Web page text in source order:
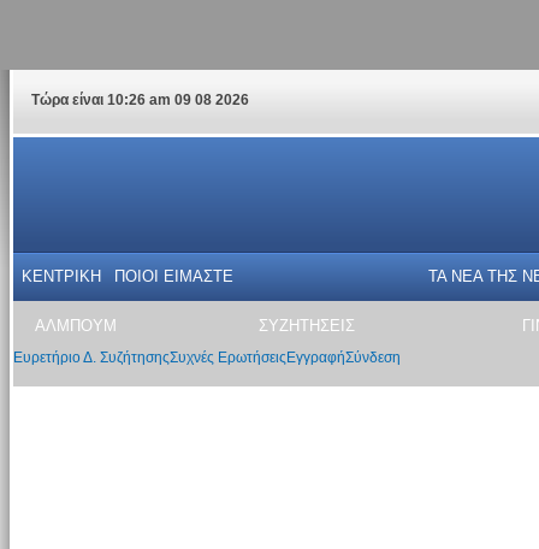
Τώρα είναι 10:26 am 09 08 2026
ΚΕΝΤΡΙΚΗ ΠΟΙΟΙ ΕΙΜΑΣΤΕ ΤΑ ΝΕΑ THΣ
ΑΛΜΠΟΥΜ ΣΥΖΗΤΗΣΕΙΣ
Ευρετήριο Δ. ΣυζήτησηςΣυχνές Ερωτήσεις ΕγγραφήΣύνδεση